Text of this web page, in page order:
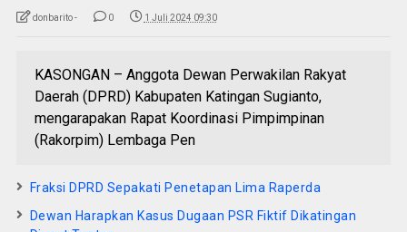
donbarito - 0 1 Juli 2024 09:30
KASONGAN – Anggota Dewan Perwakilan Rakyat
Daerah (DPRD) Kabupaten Katingan Sugianto,
mengarapakan Rapat Koordinasi Pimpimpinan
(Rakorpim) Lembaga Pen
Fraksi DPRD Sepakati Penetapan Lima Raperda
Dewan Harapkan Kasus Dugaan PSR Fiktif Dikatingan